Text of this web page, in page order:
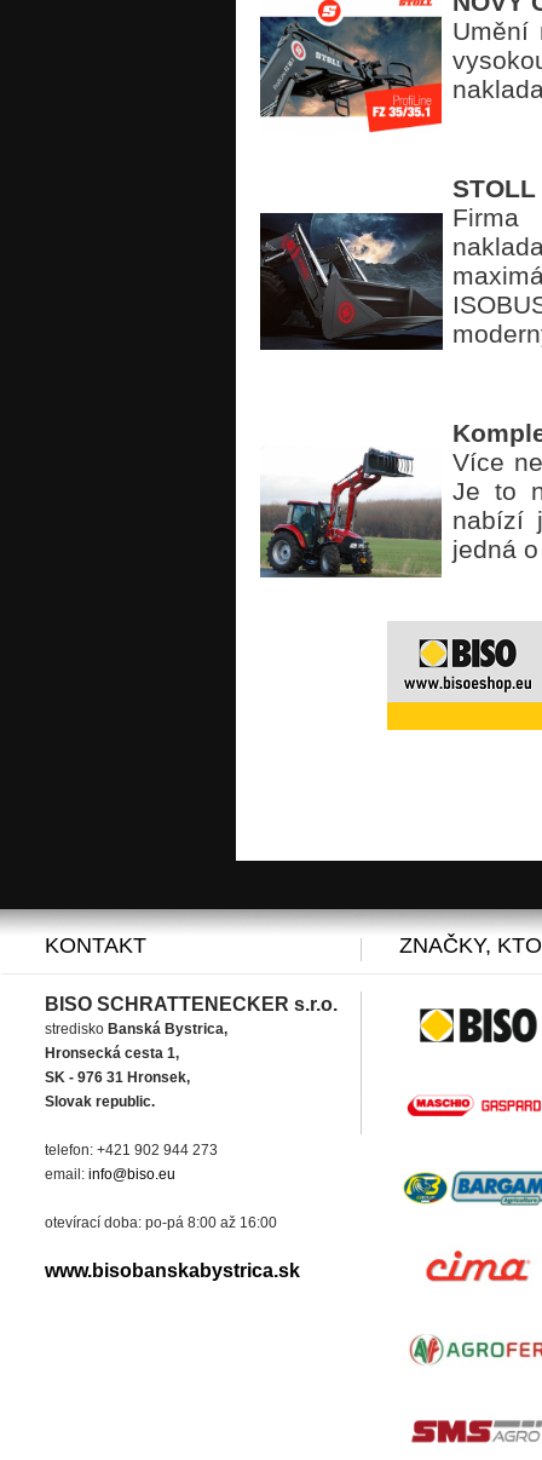
Umění
Firma
Více
Je to
nabízí
jedná
KONTAKT
BISO SCHRATTENECKER s.r.o.
stredisko Banská Bystrica,
Hronsecká cesta 1,
SK - 976 31 Hronsek,
Slovak republic.
telefon: +421 902 944 273
email: info@biso.eu
otevírací doba: po-pá 8:00 až 16:00
www.bisobanskabystrica.sk
ZNAČKY,